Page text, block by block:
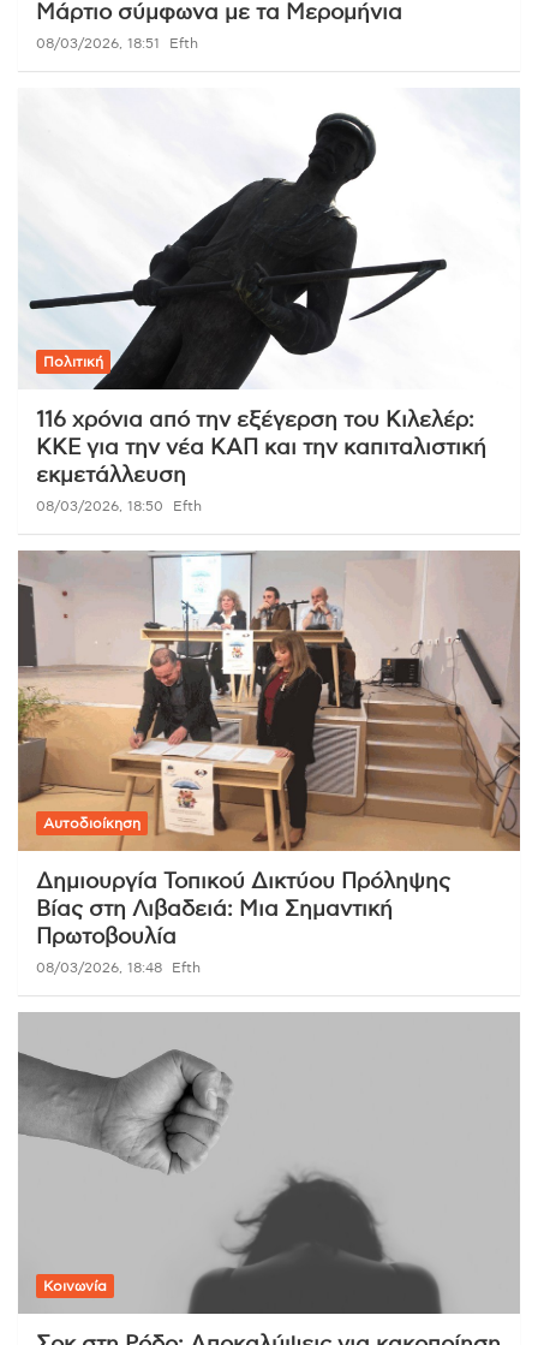
Μάρτιο σύμφωνα με τα Μερομήνια
08/03/2026, 18:51 Efth
Πολιτική
116 χρόνια από την εξέγερση του Κιλελέρ:
ΚΚΕ για την νέα ΚΑΠ και την καπιταλιστική
εκμετάλλευση
08/03/2026, 18:50 Efth
Αυτοδιοίκηση
Δημιουργία Τοπικού Δικτύου Πρόληψης
Βίας στη Λιβαδειά: Μια Σημαντική
Πρωτοβουλία
08/03/2026, 18:48 Efth
Κοινωνία